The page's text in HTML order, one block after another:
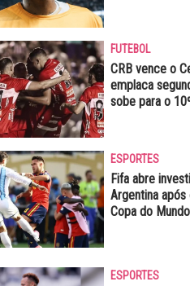
FUTEBOL
CRB vence o
emplaca
sobe para o
ESPORTES
Fifa abre
Argentina após
Copa do Mundo
ESPORTES